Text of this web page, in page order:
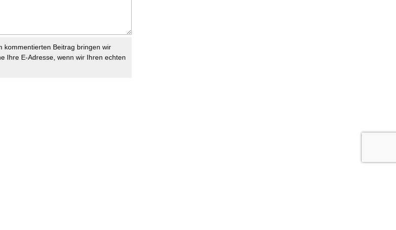
kommentierten Beitrag bringen wir
Ihre E-Adresse, wenn wir Ihren echten